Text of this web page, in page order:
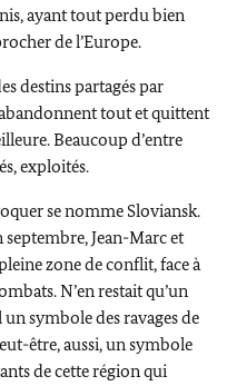
ayant tout perdu bien
de l’Europe.
destins partagés par
tout et quittent
Beaucoup d’entre
exploités.
se nomme Sloviansk.
septembre, Jean-Marc et
zone de conflit, face à
N’en restait qu’un
symbole des ravages de
être, aussi, un symbole
de cette région qui